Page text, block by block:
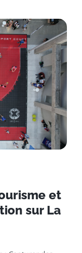
et
sur La